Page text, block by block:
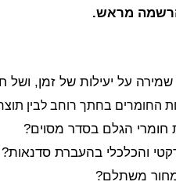
מראש.
על יעילות של זמן, ושל
החומרים בחתך רוחב לבין
הגלם בסדר מסוים?
והכלכלי בהעברת סדנאות?
משתלם?